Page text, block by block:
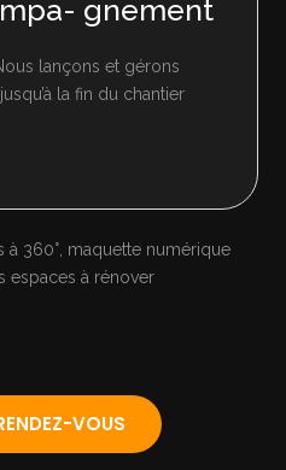
gnement
lançons et gérons
la fin du chantier
à 360°, maquette numérique
espaces à rénover
VOUS